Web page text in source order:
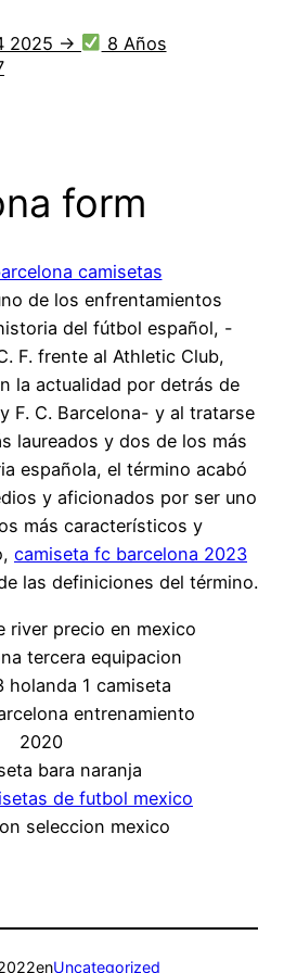
2025 →
8 Años
form
de los enfrentamientos
del fútbol español, -
F. frente al Athletic Club,
la actualidad por detrás de
F. C. Barcelona- y al tratarse
laureados y dos de los más
española, el término acabó
y aficionados por ser uno
más característicos y
camiseta fc barcelona 2023
las definiciones del término.
enUncategorized